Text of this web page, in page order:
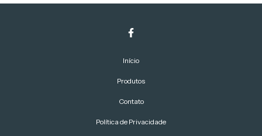
Início
Produtos
Contato
Política de Privacidade